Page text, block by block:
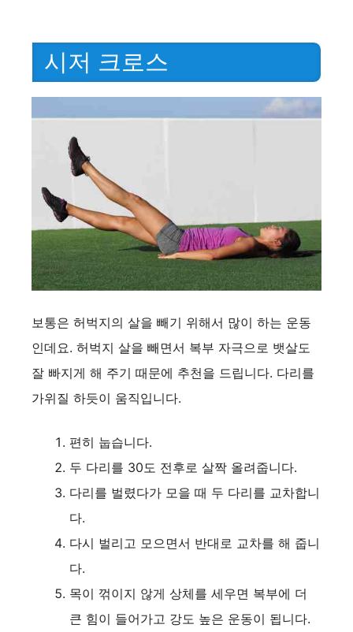
시저 크로스
보통은 허벅지의 살을 빼기 위해서 많이 하는 운동
인데요. 허벅지 살을 빼면서 복부 자극으로 뱃살도
잘 빠지게 해 주기 때문에 추천을 드립니다. 다리를
가위질 하듯이 움직입니다.
편히 눕습니다.
두 다리를 30도 전후로 살짝 올려줍니다.
다리를 벌렸다가 모을 때 두 다리를 교차합니
다.
다시 벌리고 모으면서 반대로 교차를 해 줍니
다.
목이 꺾이지 않게 상체를 세우면 복부에 더
큰 힘이 들어가고 강도 높은 운동이 됩니다.